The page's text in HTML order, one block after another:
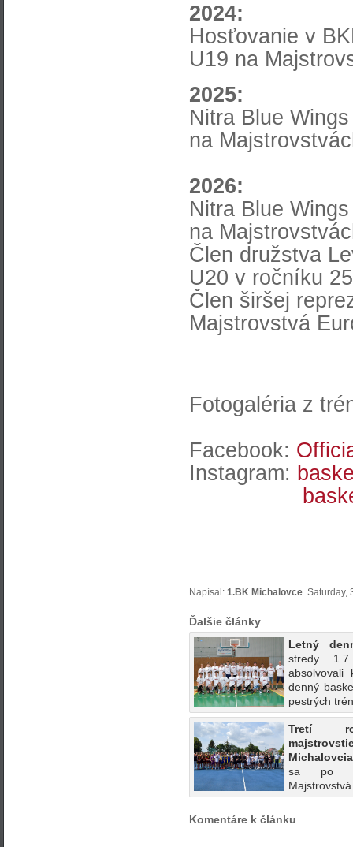
2024:
Hosťovanie v
U19 na
2025:
Nitra Blue
na
2026:
Nitra Blue
na
Člen družstva
U20 v ročníku
Člen širšej
Majstrovstvá
Fotogaléria z
Facebook:
Instagram:
Napísal: 1.BK Michalovce Saturday,
Ďalšie články
Letný
stredy
absolvovali
denný
pestrých
Tretí
sa po
Komentáre k článku